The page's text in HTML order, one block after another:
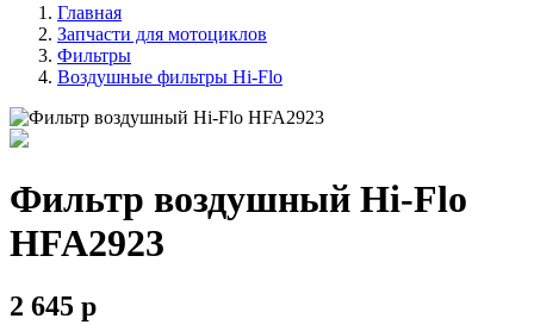
Главная
Запчасти для мотоциклов
Фильтры
Воздушные фильтры Hi-Flo
Фильтр воздушный Hi-Flo
HFA2923
2 645 p